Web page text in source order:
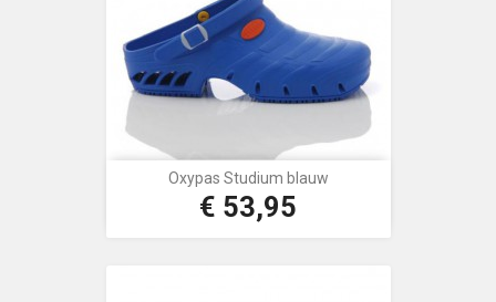
Oxypas Studium blauw
Prijs
€ 53,95